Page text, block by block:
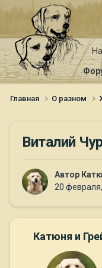
Главная О разном
Виталий
Автор
20
Катюня и